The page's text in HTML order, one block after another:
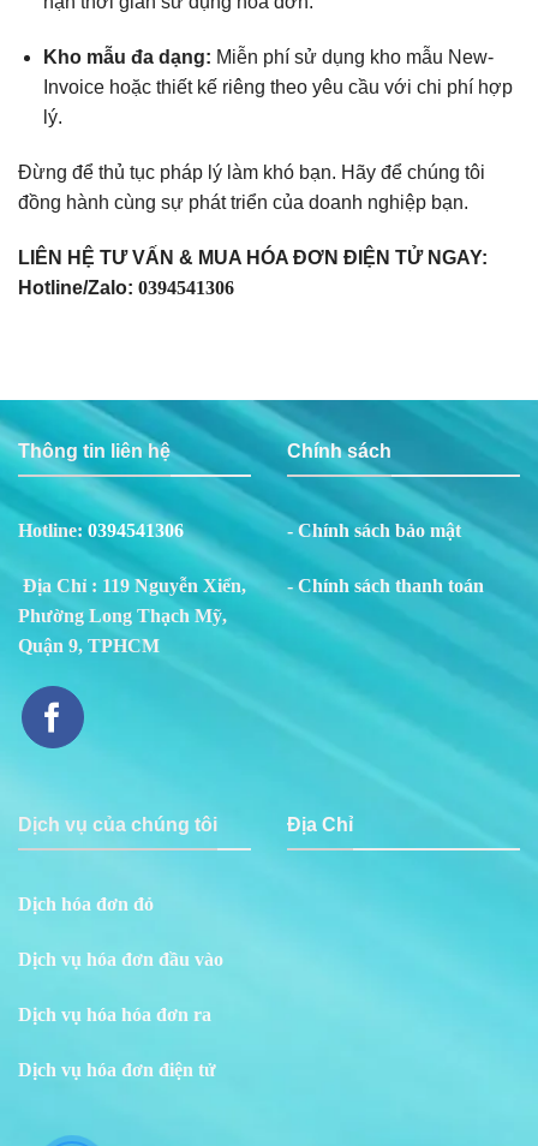
Kho mẫu đa dạng: Miễn phí sử dụng kho mẫu New-
Invoice hoặc thiết kế riêng theo yêu cầu với chi phí hợp
lý.
Đừng để thủ tục pháp lý làm khó bạn. Hãy để chúng tôi
đồng hành cùng sự phát triển của doanh nghiệp bạn.
LIÊN HỆ TƯ VẤN & MUA HÓA ĐƠN ĐIỆN TỬ NGAY:
Hotline/Zalo: 0394541306
Thông tin liên hệ
Hotline: 0394541306
Địa Chỉ : 119 Nguyễn Xiển,
Phường Long Thạch Mỹ,
Quận 9, TPHCM
Chính sách
- Chính sách bảo mật
- Chính sách thanh toán
Dịch vụ của chúng tôi
Dịch hóa đơn đỏ
Dịch vụ hóa đơn đầu vào
Dịch vụ hóa hóa đơn ra
Dịch vụ hóa đơn điện tử
Địa Chỉ